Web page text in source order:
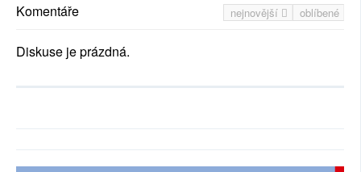
nejnovější oblíbené
Komentáře
Diskuse je prázdná.